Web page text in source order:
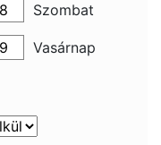
Szombat
Vasárnap